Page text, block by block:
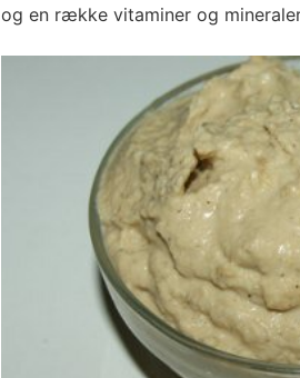
og en række vitaminer og